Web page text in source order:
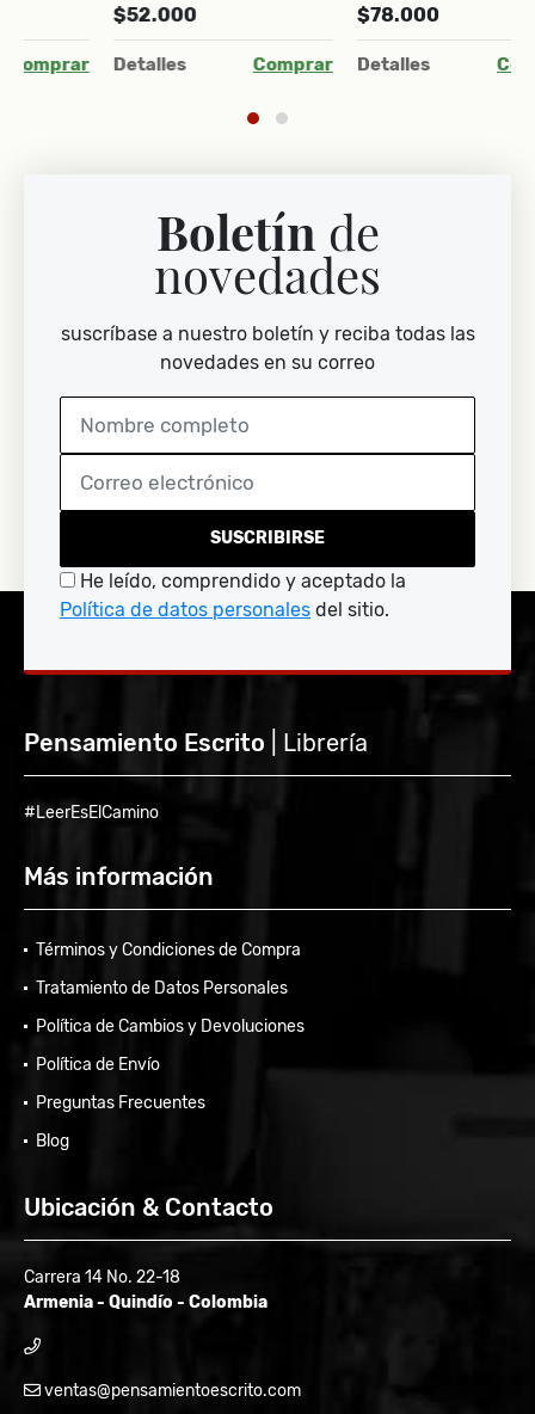
$52.000
Detalles Comprar
$78.000
Detalles Comprar
Boletín de
novedades
suscríbase a nuestro boletín y reciba todas las
novedades en su correo
SUSCRIBIRSE
He leído, comprendido y aceptado la
Política de datos personales del sitio.
Pensamiento Escrito | Librería
#LeerEsElCamino
Más información
Términos y Condiciones de Compra
Tratamiento de Datos Personales
Política de Cambios y Devoluciones
Política de Envío
Preguntas Frecuentes
Blog
Ubicación & Contacto
Carrera 14 No. 22-18
Armenia - Quindío - Colombia
ventas@pensamientoescrito.com